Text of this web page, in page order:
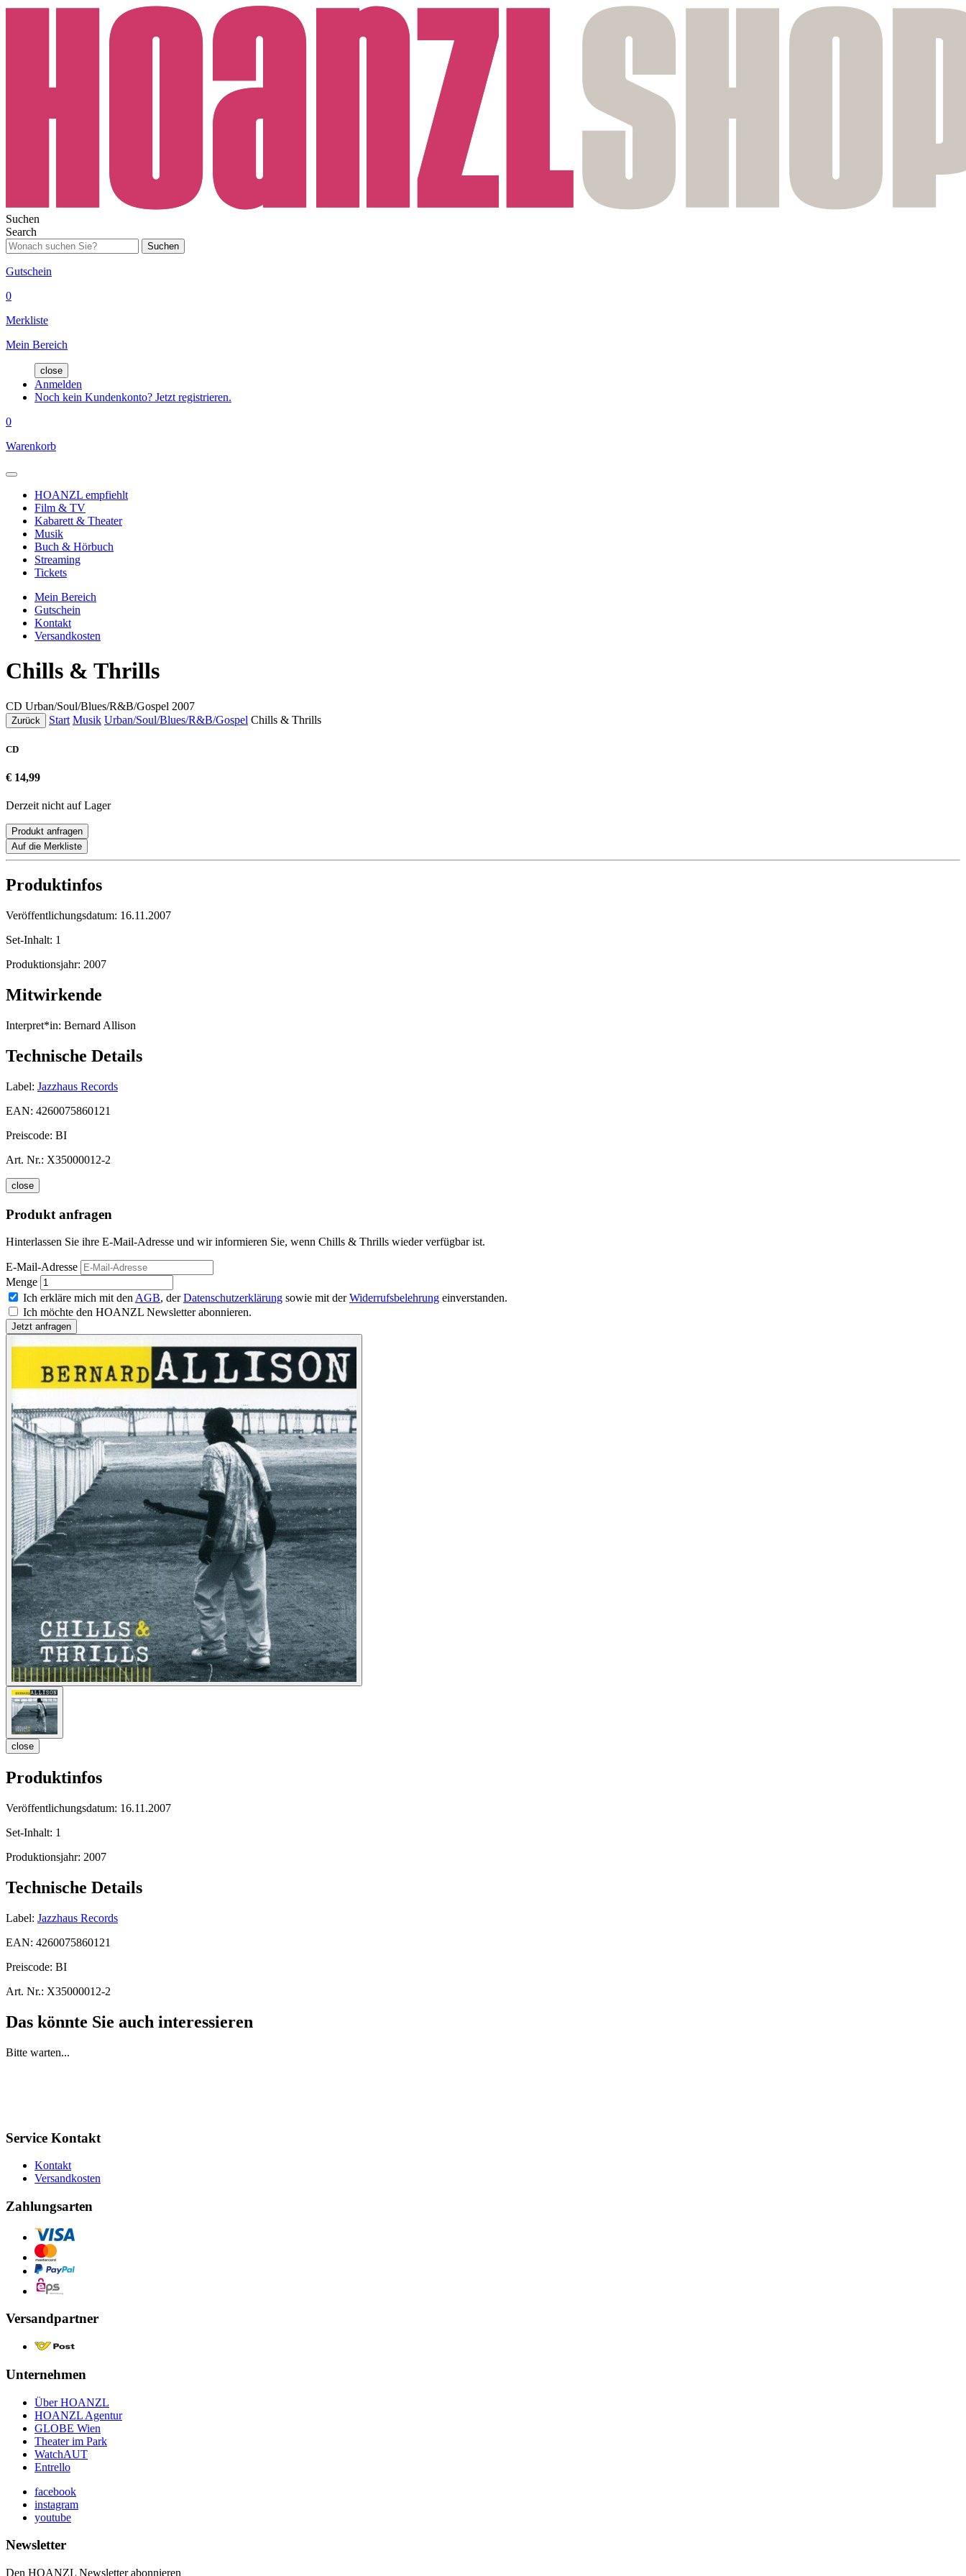
Suchen
Search
Suchen
Gutschein
0
Merkliste
Mein Bereich
close
Anmelden
Noch kein Kundenkonto? Jetzt registrieren.
0
Warenkorb
HOANZL empfiehlt
Film & TV
Kabarett & Theater
Musik
Buch & Hörbuch
Streaming
Tickets
Mein Bereich
Gutschein
Kontakt
Versandkosten
Chills & Thrills
CD Urban/Soul/Blues/R&B/Gospel 2007
Zurück Start Musik Urban/Soul/Blues/R&B/Gospel Chills & Thrills
CD
€ 14,99
Derzeit nicht auf Lager
Produkt anfragen
Auf die Merkliste
Produktinfos
Veröffentlichungsdatum: 16.11.2007
Set-Inhalt: 1
Produktionsjahr: 2007
Mitwirkende
Interpret*in: Bernard Allison
Technische Details
Label: Jazzhaus Records
EAN: 4260075860121
Preiscode: BI
Art. Nr.: X35000012-2
close
Produkt anfragen
Hinterlassen Sie ihre E-Mail-Adresse und wir informieren Sie, wenn Chills & Thrills wieder verfügbar ist.
E-Mail-Adresse
Menge
Ich erkläre mich mit den AGB, derDatenschutzerklärung sowie mit derWiderrufsbelehrung einverstanden.
Ich möchte den HOANZL Newsletter abonnieren.
close
Produktinfos
Veröffentlichungsdatum: 16.11.2007
Set-Inhalt: 1
Produktionsjahr: 2007
Technische Details
Label: Jazzhaus Records
EAN: 4260075860121
Preiscode: BI
Art. Nr.: X35000012-2
Das könnte Sie auch interessieren
Bitte warten...
Service Kontakt
Kontakt
Versandkosten
Zahlungsarten
Versandpartner
Unternehmen
Über HOANZL
HOANZL Agentur
GLOBE Wien
Theater im Park
WatchAUT
Entrello
facebook
instagram
youtube
Newsletter
Den HOANZL Newsletter abonnieren